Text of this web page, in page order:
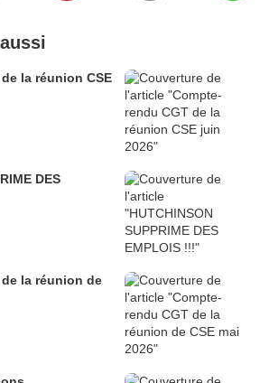
la réunion CSE
DES
la réunion de